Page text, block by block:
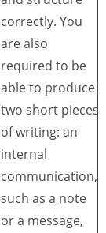
correctly. You
are also
required to be
able to produce
two short pieces
of writing: an
internal
communication,
such as a note
or a message,